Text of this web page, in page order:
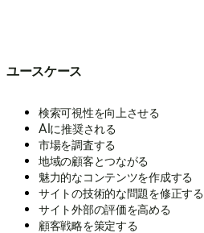
ユースケース
検索可視性を向上させる
AIに推奨される
市場を調査する
地域の顧客とつながる
魅力的なコンテンツを作成する
サイトの技術的な問題を修正する
サイト外部の評価を高める
顧客戦略を策定する